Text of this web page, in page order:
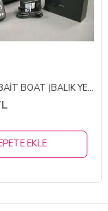
JABO 2BS RC BAİT BOAT (BALIK YEMLEME BOTU SONARLI)
EKLE